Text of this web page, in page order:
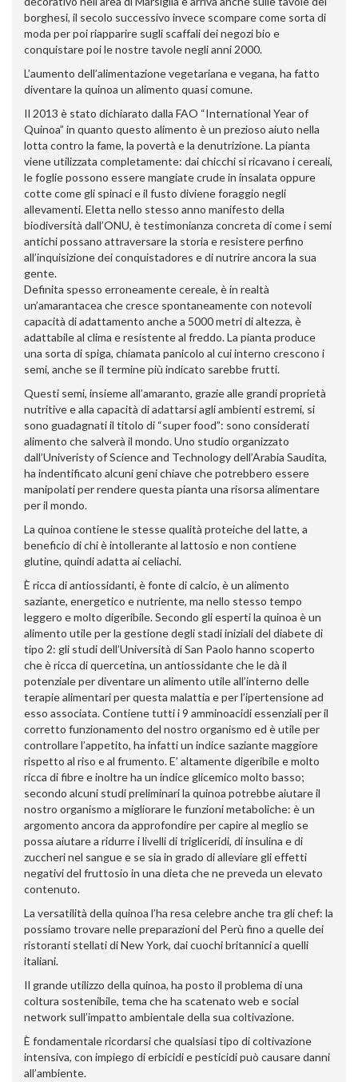
borghesi, il secolo successivo invece scompare come sorta di
moda per poi riapparire sugli scaffali dei negozi bio e
conquistare poi le nostre tavole negli anni 2000.
L’aumento dell’alimentazione vegetariana e vegana, ha fatto
diventare la quinoa un alimento quasi comune.
Il 2013 è stato dichiarato dalla FAO “International Year of
Quinoa” in quanto questo alimento è un prezioso aiuto nella
lotta contro la fame, la povertà e la denutrizione. La pianta
viene utilizzata completamente: dai chicchi si ricavano i cereali,
le foglie possono essere mangiate crude in insalata oppure
cotte come gli spinaci e il fusto diviene foraggio negli
allevamenti. Eletta nello stesso anno manifesto della
biodiversità dall’ONU, è testimonianza concreta di come i semi
antichi possano attraversare la storia e resistere perfino
all’inquisizione dei conquistadores e di nutrire ancora la sua
gente.
Definita spesso erroneamente cereale, è in realtà
un’amarantacea che cresce spontaneamente con notevoli
capacità di adattamento anche a 5000 metri di altezza, è
adattabile al clima e resistente al freddo. La pianta produce
una sorta di spiga, chiamata panicolo al cui interno crescono i
semi, anche se il termine più indicato sarebbe frutti.
Questi semi, insieme all’amaranto, grazie alle grandi proprietà
nutritive e alla capacità di adattarsi agli ambienti estremi, si
sono guadagnati il titolo di “super food”: sono considerati
alimento che salverà il mondo. Uno studio organizzato
dall’Univeristy of Science and Technology dell’Arabia Saudita,
ha indentificato alcuni geni chiave che potrebbero essere
manipolati per rendere questa pianta una risorsa alimentare
per il mondo.
La quinoa contiene le stesse qualità proteiche del latte, a
beneficio di chi è intollerante al lattosio e non contiene
glutine, quindi adatta ai celiachi.
È ricca di antiossidanti, è fonte di calcio, è un alimento
saziante, energetico e nutriente, ma nello stesso tempo
leggero e molto digeribile. Secondo gli esperti la quinoa è un
alimento utile per la gestione degli stadi iniziali del diabete di
tipo 2: gli studi dell’Università di San Paolo hanno scoperto
che è ricca di quercetina, un antiossidante che le dà il
potenziale per diventare un alimento utile all’interno delle
terapie alimentari per questa malattia e per l’ipertensione ad
esso associata. Contiene tutti i 9 amminoacidi essenziali per il
corretto funzionamento del nostro organismo ed è utile per
controllare l’appetito, ha infatti un indice saziante maggiore
rispetto al riso e al frumento. E’ altamente digeribile e molto
ricca di fibre e inoltre ha un indice glicemico molto basso;
secondo alcuni studi preliminari la quinoa potrebbe aiutare il
nostro organismo a migliorare le funzioni metaboliche: è un
argomento ancora da approfondire per capire al meglio se
possa aiutare a ridurre i livelli di trigliceridi, di insulina e di
zuccheri nel sangue e se sia in grado di alleviare gli effetti
negativi del fruttosio in una dieta che ne preveda un elevato
contenuto.
La versatilità della quinoa l’ha resa celebre anche tra gli chef: la
possiamo trovare nelle preparazioni del Perù fino a quelle dei
ristoranti stellati di New York, dai cuochi britannici a quelli
italiani.
Il grande utilizzo della quinoa, ha posto il problema di una
coltura sostenibile, tema che ha scatenato web e social
network sull’impatto ambientale della sua coltivazione.
È fondamentale ricordarsi che qualsiasi tipo di coltivazione
intensiva, con impiego di erbicidi e pesticidi può causare danni
all’ambiente.